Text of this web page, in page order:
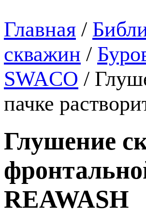
Главная /
скважин /
SWACO /
пачке
Глушение
REAWASH